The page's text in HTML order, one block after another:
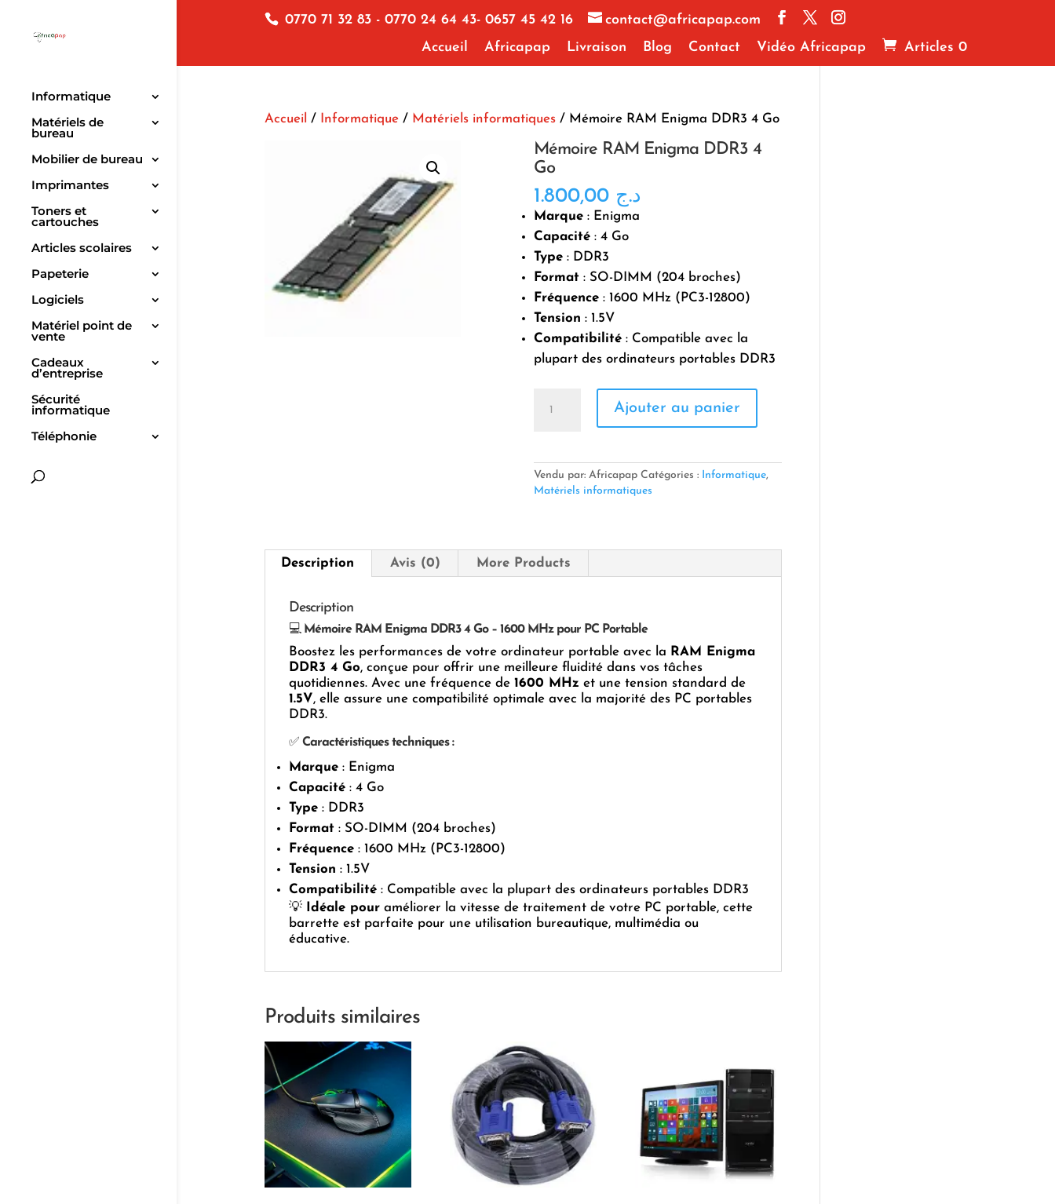
0770 71 32 83 - 0770 24 64 43- 0657 45 42 16
contact@africapap.com
Accueil
Africapap Livraison Blog Contact Vidéo Africapap Articles 0
Informatique
Matériels de
bureau
Mobilier de bureau
Imprimantes
Toners et
cartouches
Articles scolaires
Papeterie
Logiciels
Matériel point de
vente
Cadeaux
d’entreprise
Sécurité
informatique
Téléphonie
Accueil / Informatique/ Matériels informatiques/ Mémoire RAM Enigma DDR3 4 Go
Mémoire RAM Enigma DDR3 4
Go
د.ج 1.800,00
Marque: Enigma
Capacité: 4 Go
Type: DDR3
Format: SO-DIMM (204 broches)
Fréquence: 1600 MHz (PC3-12800)
Tension : 1.5V
Compatibilité: Compatible avec la
plupart des ordinateurs portables DDR3
DDR3
4
Ajouter au panier
Vendu par: Africapap Catégories : Informatique,
Matériels informatiques
Description Avis (0) More Products
Description
💻 Mémoire RAM Enigma DDR3 4 Go – 1600 MHz pour PC Portable
Boostez les performances de votre ordinateur portable avec la RAM Enigma
DDR3 4 Go, conçue pour offrir une meilleure fluidité dans vos tâches
quotidiennes. Avec une fréquence de 1600 MHz et une tension standard de
1.5V, elle assure une compatibilité optimale avec la majorité des PC portables
DDR3.
✅ Caractéristiques techniques :
Marque: Enigma
Capacité: 4 Go
Type: DDR3
Format: SO-DIMM (204 broches)
Fréquence: 1600 MHz (PC3-12800)
Tension : 1.5V
Compatibilité: Compatible avec la plupart des ordinateurs portables DDR3
💡
Idéale pouraméliorer la vitesse de traitement de votre PC portable, cette
barrette est parfaite pour une utilisation bureautique, multimédia ou
éducative.
Produits similaires